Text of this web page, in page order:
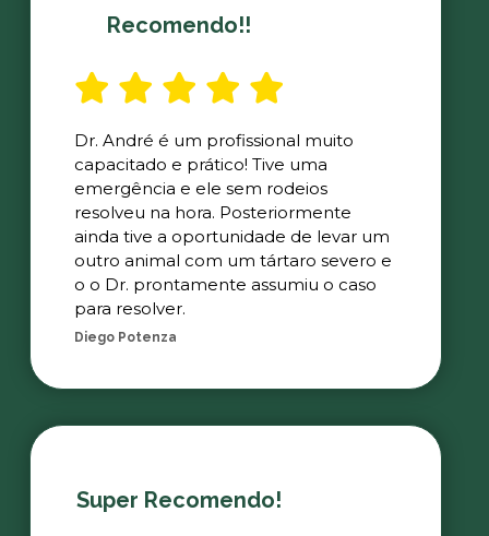
Recomendo!!
Dr. André é um profissional muito
capacitado e prático! Tive uma
emergência e ele sem rodeios
resolveu na hora. Posteriormente
ainda tive a oportunidade de levar um
outro animal com um tártaro severo e
o o Dr. prontamente assumiu o caso
para resolver.
Diego Potenza
Super Recomendo!